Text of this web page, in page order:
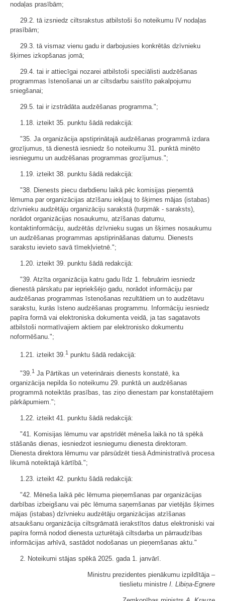
nodaļas prasībām;
29.2. tā izsniedz ciltsrakstus atbilstoši šo noteikumu IV nodaļas
prasībām;
29.3. tā vismaz vienu gadu ir darbojusies konkrētās dzīvnieku
šķirnes izkopšanas jomā;
29.4. tai ir attiecīgai nozarei atbilstoši speciālisti audzēšanas
programmas īstenošanai un ar ciltsdarbu saistīto pakalpojumu
sniegšanai;
29.5. tai ir izstrādāta audzēšanas programma.";
1.18. izteikt 35. punktu šādā redakcijā:
"35. Ja organizācija apstiprinātajā audzēšanas programmā izdara
grozījumus, tā dienestā iesniedz šo noteikumu 31. punktā minēto
iesniegumu un audzēšanas programmas grozījumus.";
1.19. izteikt 38. punktu šādā redakcijā:
"38. Dienests piecu darbdienu laikā pēc komisijas pieņemtā
lēmuma par organizācijas atzīšanu iekļauj to šķirnes mājas (istabas)
dzīvnieku audzētāju organizāciju sarakstā (turpmāk - saraksts),
norādot organizācijas nosaukumu, atzīšanas datumu,
kontaktinformāciju, audzētās dzīvnieku sugas un šķirnes nosaukumu
un audzēšanas programmas apstiprināšanas datumu. Dienests
sarakstu ievieto savā tīmekļvietnē.";
1.20. izteikt 39. punktu šādā redakcijā:
"39. Atzīta organizācija katru gadu līdz 1. februārim iesniedz
dienestā pārskatu par iepriekšējo gadu, norādot informāciju par
audzēšanas programmas īstenošanas rezultātiem un to audzētavu
sarakstu, kurās īsteno audzēšanas programmu. Informāciju iesniedz
papīra formā vai elektroniska dokumenta veidā, ja tas sagatavots
atbilstoši normatīvajiem aktiem par elektronisko dokumentu
noformēšanu.";
1.21. izteikt 39.1 punktu šādā redakcijā:
"39. 1 Ja Pārtikas un veterinārais dienests konstatē, ka
organizācija nepilda šo noteikumu 29. punktā un audzēšanas
programmā noteiktās prasības, tas ziņo dienestam par konstatētajiem
pārkāpumiem.";
1.22. izteikt 41. punktu šādā redakcijā:
"41. Komisijas lēmumu var apstrīdēt mēneša laikā no tā spēkā
stāšanās dienas, iesniedzot iesniegumu dienesta direktoram.
Dienesta direktora lēmumu var pārsūdzēt tiesā Administratīvā procesa
likumā noteiktajā kārtībā.";
1.23. izteikt 42. punktu šādā redakcijā:
"42. Mēneša laikā pēc lēmuma pieņemšanas par organizācijas
darbības izbeigšanu vai pēc lēmuma saņemšanas par vietējās šķirnes
mājas (istabas) dzīvnieku audzētāju organizācijas atzīšanas
atsaukšanu organizācija ciltsgrāmatā ierakstītos datus elektroniski vai
papīra formā nodod dienesta uzturētajā ciltsdarba un pārraudzības
informācijas arhīvā, sastādot nodošanas un pieņemšanas aktu."
2. Noteikumi stājas spēkā 2025. gada 1. janvārī.
Ministru prezidentes pienākumu izpildītāja ‒
tieslietu ministre I. Lībiņa-Egnere